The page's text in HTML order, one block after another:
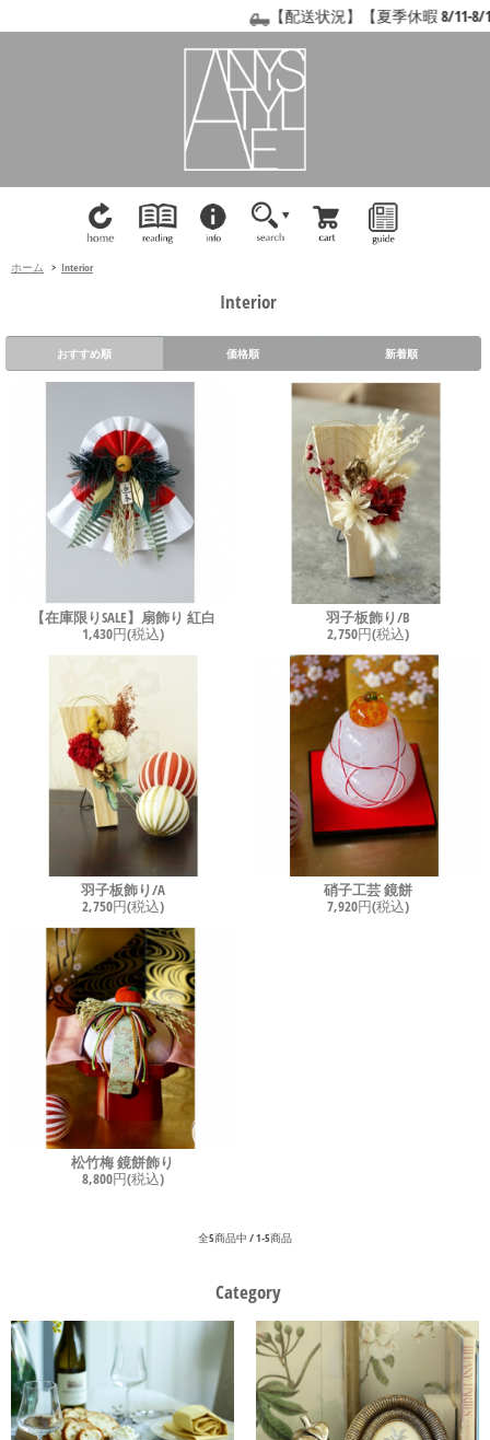
【配送状況】【夏季休暇 8/11-8/16
ホーム > Interior
Interior
おすすめ順 価格順 新着順
【在庫限りSALE】扇飾り 紅白
1,430円(税込)
羽子板飾り/B
2,750円(税込)
羽子板飾り/A
2,750円(税込)
硝子工芸 鏡餅
7,920円(税込)
松竹梅 鏡餅飾り
8,800円(税込)
全5商品中 / 1-5商品
Category